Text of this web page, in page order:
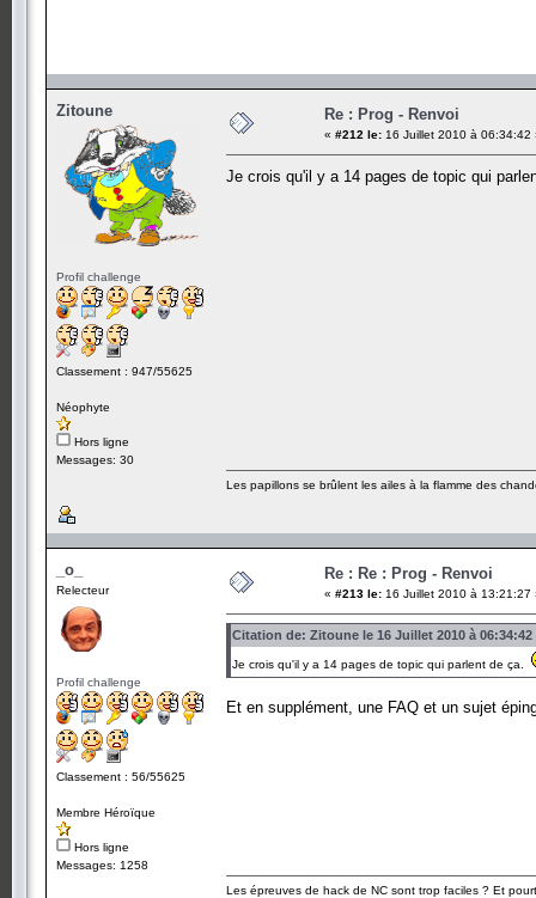
Zitoune
Profil challenge
Classement : 947/55625
Néophyte
Hors ligne
Messages: 30
Re : Prog - Renvoi
« #212 le: 16 Juillet 2010 à 06:34:42
Je crois qu'il y a 14 pages de topic qui
Les papillons se brûlent les ailes à la flamme des
_o_
Relecteur
Profil challenge
Classement : 56/55625
Membre Héroïque
Hors ligne
Messages: 1258
Re : Re : Prog - Renvoi
« #213 le: 16 Juillet 2010 à 13:21:27
Citation de: Zitoune le 16 Juillet 2010 à 06:34:42
Je crois qu'il y a 14 pages de topic qui parlent de ça.
Et en supplément, une FAQ et un sujet
Les épreuves de hack de NC sont trop faciles ? Et